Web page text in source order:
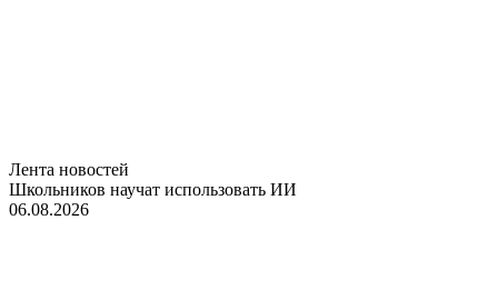
Лента новостей
Школьников научат использовать ИИ
06.08.2026